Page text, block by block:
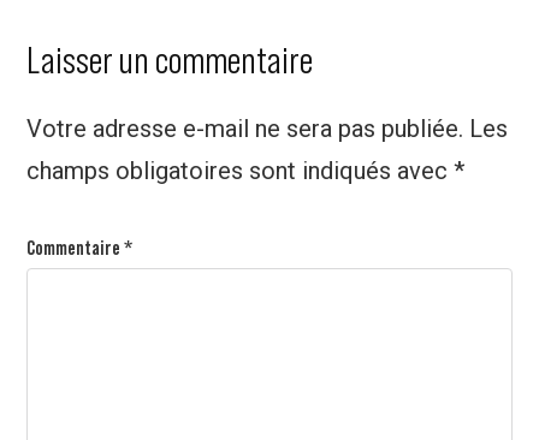
Interactions
lecteurs
Laisser un commentaire
Votre adresse e-mail ne sera pas publiée. Les
champs obligatoires sont indiqués avec*
Commentaire*